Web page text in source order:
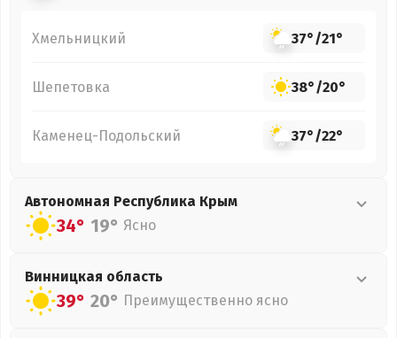
Хмельницкий 37°/21°
Шепетовка 38°/20°
Каменец-Подольский 37°/22°
Автономная Республика Крым
34° 19° Ясно
Винницкая область
39° 20° Преимущественно ясно